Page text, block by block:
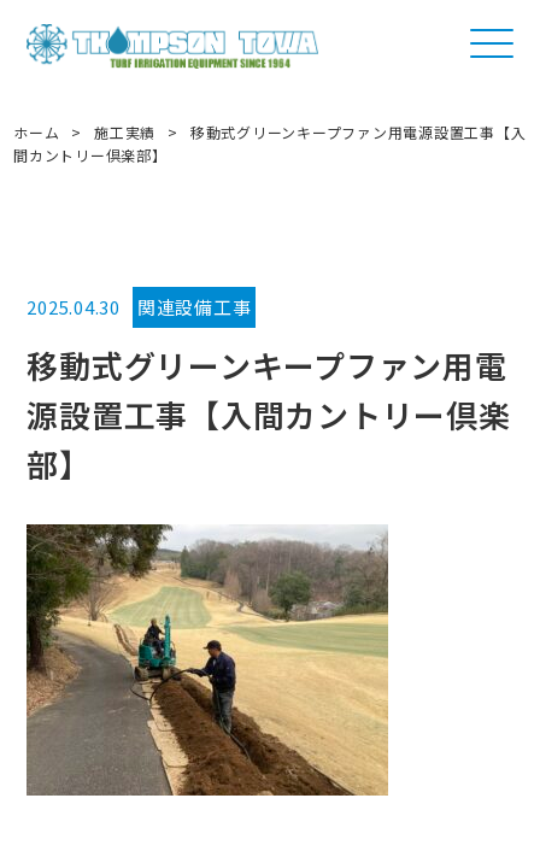
ホーム > 施工実績 >
移動式グリーンキープファン用電源設置工事【入
間カントリー倶楽部】
2025.04.30 関連設備工事
移動式グリーンキープファン用電
源設置工事【入間カントリー倶楽
部】